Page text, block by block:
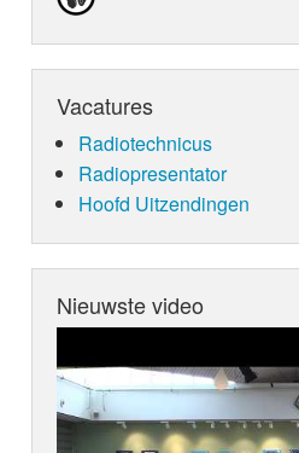
Vacatures
Radiotechnicus
Radiopresentator
Hoofd Uitzendingen
Nieuwste video